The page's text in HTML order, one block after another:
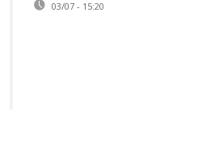
03/07 - 15:20